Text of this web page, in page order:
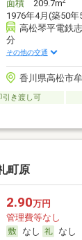
面積209.7m
1976年4月(築50年
高松琴平電鉄
分
その他の交通
香川県高松市
引き渡し可
町原
2.90万円
管理費等なし
なし
なし